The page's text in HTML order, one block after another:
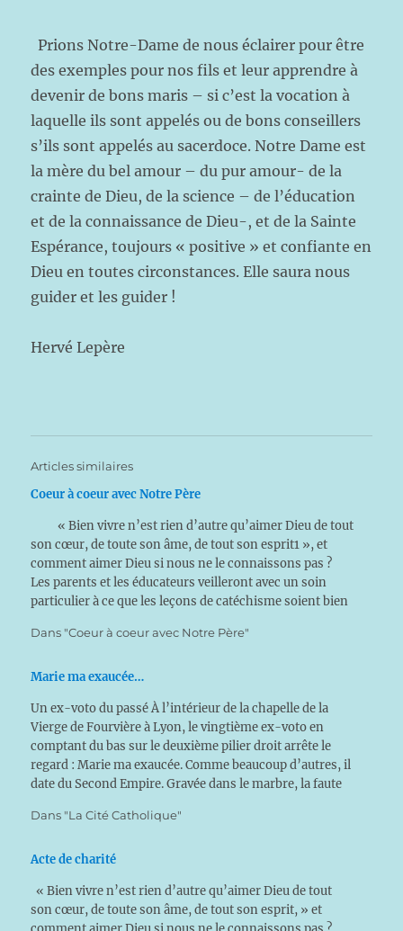
Prions Notre-Dame de nous éclairer pour être
des exemples pour nos fils et leur apprendre à
devenir de bons maris – si c’est la vocation à
laquelle ils sont appelés ou de bons conseillers
s’ils sont appelés au sacerdoce. Notre Dame est
la mère du bel amour – du pur amour- de la
crainte de Dieu, de la science – de l’éducation
et de la connaissance de Dieu-, et de la Sainte
Espérance, toujours « positive » et confiante en
Dieu en toutes circonstances. Elle saura nous
guider et les guider !
Hervé Lepère
Articles similaires
Coeur à coeur avec Notre Père
« Bien vivre n’est rien d’autre qu’aimer Dieu de tout
son cœur, de toute son âme, de tout son esprit1 », et
comment aimer Dieu si nous ne le connaissons pas ?
Les parents et les éducateurs veilleront avec un soin
particulier à ce que les leçons de catéchisme soient bien
Dans "Coeur à coeur avec Notre Père"
Marie ma exaucée…
Un ex-voto du passé À l’intérieur de la chapelle de la
Vierge de Fourvière à Lyon, le vingtième ex-voto en
comptant du bas sur le deuxième pilier droit arrête le
regard : Marie ma exaucée. Comme beaucoup d’autres, il
date du Second Empire. Gravée dans le marbre, la faute
Dans "La Cité Catholique"
Acte de charité
« Bien vivre n’est rien d’autre qu’aimer Dieu de tout
son cœur, de toute son âme, de tout son esprit, » et